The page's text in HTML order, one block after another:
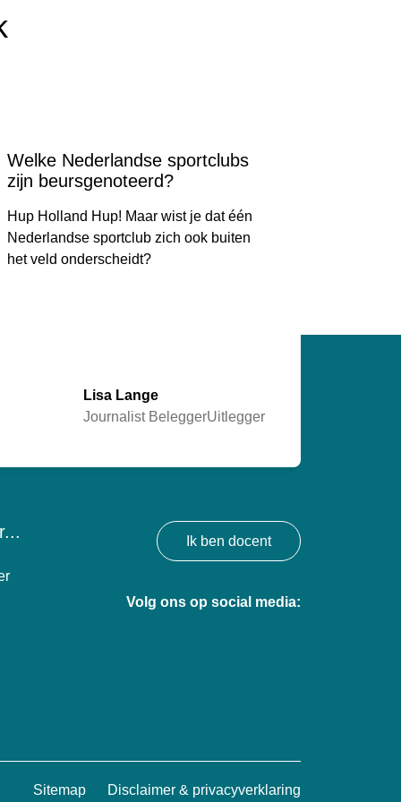
Welke Nederlandse sportclubs
zijn beursgenoteerd?
Hup Holland Hup! Maar wist je dat één
Nederlandse sportclub zich ook buiten
het veld onderscheidt?
Lisa Lange
Journalist BeleggerUitlegger
Ik ben docent
Volg ons op social media:
Sitemap Disclaimer & privacyverklaring